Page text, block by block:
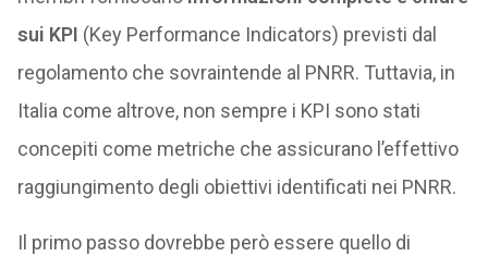
sui KPI (Key Performance Indicators) previsti dal
regolamento che sovraintende al PNRR. Tuttavia, in
Italia come altrove, non sempre i KPI sono stati
concepiti come metriche che assicurano l’effettivo
raggiungimento degli obiettivi identificati nei PNRR.
Il primo passo dovrebbe però essere quello di